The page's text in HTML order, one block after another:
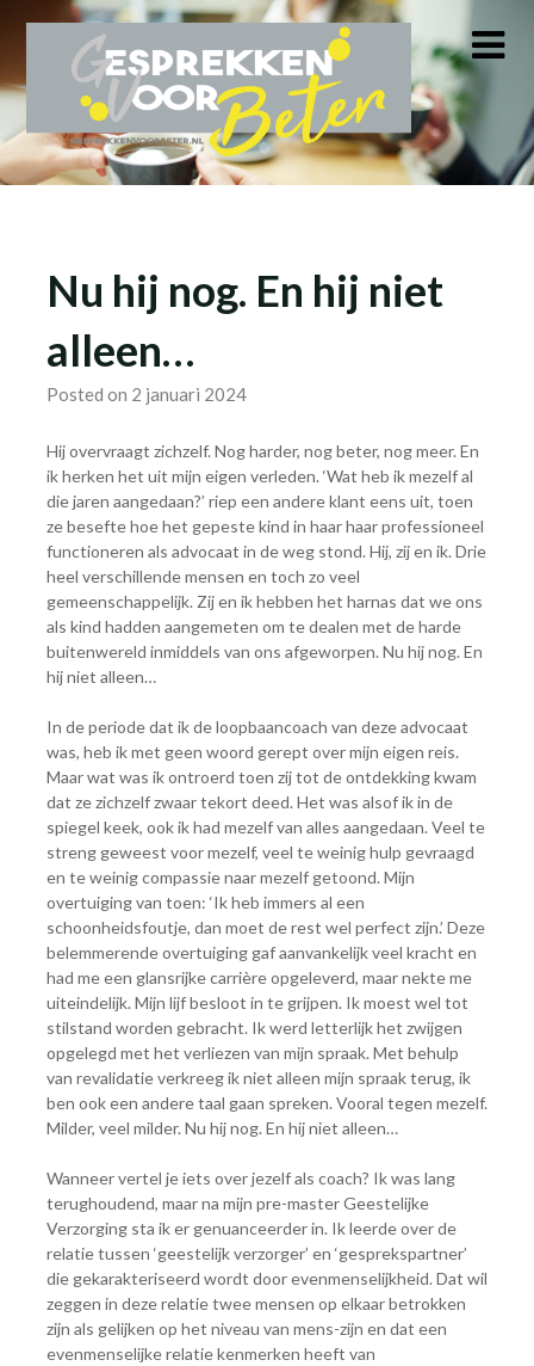
content
Nu hij nog. En hij niet
alleen…
Posted on 2 januari 2024
Hij overvraagt zichzelf. Nog harder, nog beter, nog meer. En
ik herken het uit mijn eigen verleden. ‘Wat heb ik mezelf al
die jaren aangedaan?’ riep een andere klant eens uit, toen
ze besefte hoe het gepeste kind in haar haar professioneel
functioneren als advocaat in de weg stond. Hij, zij en ik. Drie
heel verschillende mensen en toch zo veel
gemeenschappelijk. Zij en ik hebben het harnas dat we ons
als kind hadden aangemeten om te dealen met de harde
buitenwereld inmiddels van ons afgeworpen. Nu hij nog. En
hij niet alleen…
In de periode dat ik de loopbaancoach van deze advocaat
was, heb ik met geen woord gerept over mijn eigen reis.
Maar wat was ik ontroerd toen zij tot de ontdekking kwam
dat ze zichzelf zwaar tekort deed. Het was alsof ik in de
spiegel keek, ook ik had mezelf van alles aangedaan. Veel te
streng geweest voor mezelf, veel te weinig hulp gevraagd
en te weinig compassie naar mezelf getoond. Mijn
overtuiging van toen: ‘Ik heb immers al een
schoonheidsfoutje, dan moet de rest wel perfect zijn.’ Deze
belemmerende overtuiging gaf aanvankelijk veel kracht en
had me een glansrijke carrière opgeleverd, maar nekte me
uiteindelijk. Mijn lijf besloot in te grijpen. Ik moest wel tot
stilstand worden gebracht. Ik werd letterlijk het zwijgen
opgelegd met het verliezen van mijn spraak. Met behulp
van revalidatie verkreeg ik niet alleen mijn spraak terug, ik
ben ook een andere taal gaan spreken. Vooral tegen mezelf.
Milder, veel milder. Nu hij nog. En hij niet alleen…
Wanneer vertel je iets over jezelf als coach? Ik was lang
terughoudend, maar na mijn pre-master Geestelijke
Verzorging sta ik er genuanceerder in. Ik leerde over de
relatie tussen ‘geestelijk verzorger’ en ‘gesprekspartner’
die gekarakteriseerd wordt door evenmenselijkheid. Dat wil
zeggen in deze relatie twee mensen op elkaar betrokken
zijn als gelijken op het niveau van mens-zijn en dat een
evenmenselijke relatie kenmerken heeft van